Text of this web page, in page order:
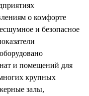
о комфорте
и безопасное
и помещений для
крупных
залы,